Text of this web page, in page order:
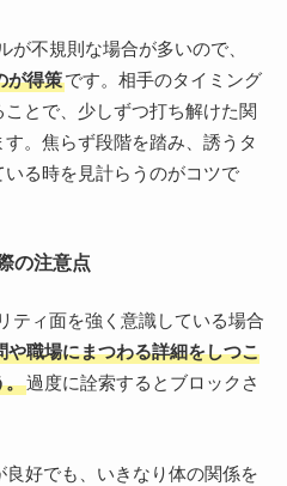
が不規則な場合が多いので、
が得策です。相手のタイミング
とで、少しずつ打ち解けた関
。焦らず段階を踏み、誘うタ
る時を見計らうのがコツで
の注意点
ティ面を強く意識している場合
や職場にまつわる詳細をしつこ
。過度に詮索するとブロックさ
好でも、いきなり体の関係を